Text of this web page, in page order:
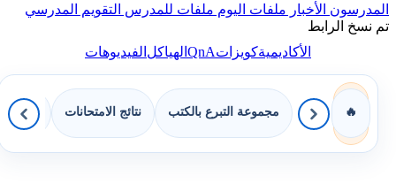
المدرسون الأخبار ملفات اليوم ملفات للمدرس التقويم المدرسي
تم نسخ الرابط
الأكاديميةكويزاتQnAالهياكل الفيديوهات
🔥 مجموعة التبرع بالكتب نتائج الامتحانات